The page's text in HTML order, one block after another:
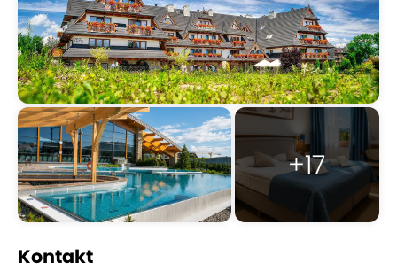
+17
Kontakt